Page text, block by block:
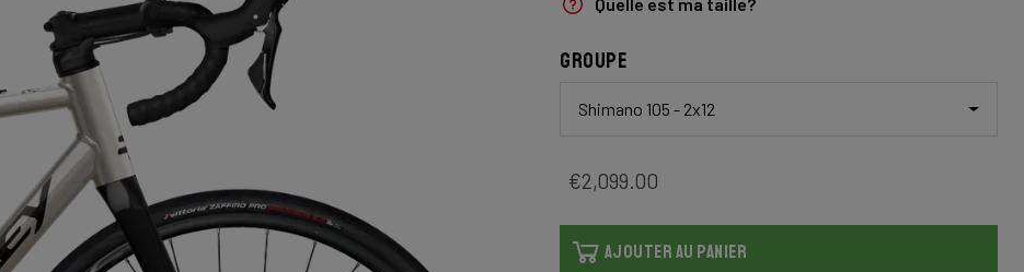
Groupe
Shimano 105 - 2x12
€2,099.00
AJOUTER AU PANIER